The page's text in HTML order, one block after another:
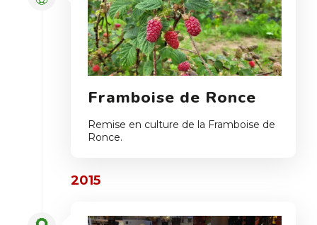
Framboise de Ronce
Remise en culture de la Framboise de
Ronce.
2015